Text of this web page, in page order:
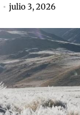
julio 3, 2026